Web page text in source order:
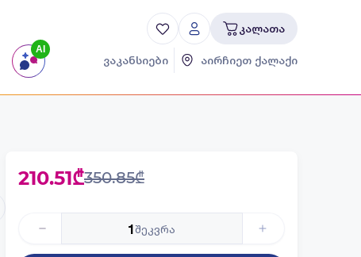
კალათა
AI
ვაკანსიები აირჩიეთ ქალაქი
210.51₾350.85₾
1შეკვრა